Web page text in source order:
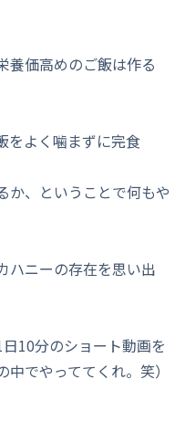
養価高めのご飯は作る
をよく噛まずに完食
か、ということで何もや
ハニーの存在を思い出
10分のショート動画を
でやっててくれ。笑）